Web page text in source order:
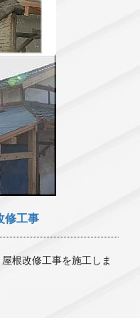
修工事
根改修工事を施工しま